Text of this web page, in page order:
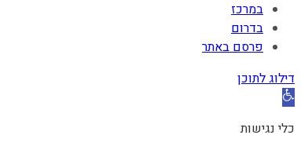
במרכז
בדרום
פרסם באתר
דילוג לתוכן
פתח
נגישות
כלי נגישות